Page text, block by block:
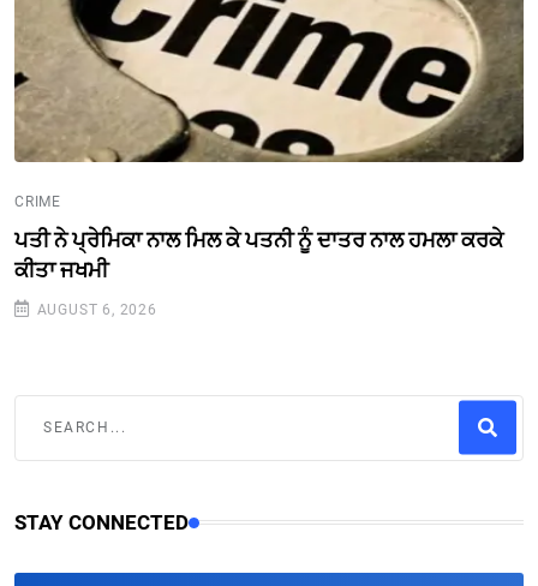
CRIME
ਪਤੀ ਨੇ ਪ੍ਰੇਮਿਕਾ ਨਾਲ ਮਿਲ ਕੇ ਪਤਨੀ ਨੂੰ ਦਾਤਰ ਨਾਲ ਹਮਲਾ ਕਰਕੇ
ਕੀਤਾ ਜਖਮੀ
AUGUST 6, 2026
STAY CONNECTED